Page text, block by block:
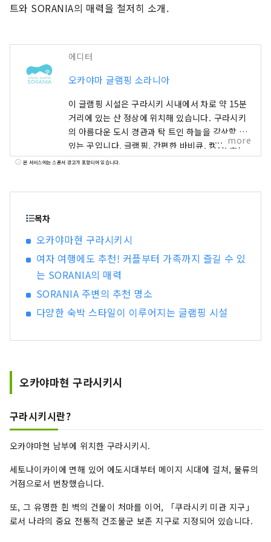
트와 SORANIA의 매력을 철저히 소개.
에디터
오카야마 글램핑 소라니아
이 글램핑 시설은 구라시키 시내에서 차로 약 15분
거리에 있는 산 정상에 위치해 있습니다. 구라시키
의 아름다운 도시 경관과 탁 트인 하늘을 감상할 수
있는 곳입니다. 글램핑, 간편한 바비큐, 캠핑, 또는
흘러가는 구름을 바라보며 카페에서 휴식을 취해
more
본 서비스에는 스폰서 광고가 포함되어 있습니다.
목차
오카야마현 구라시키시
여자 여행에도 추천! 커플부터 가족까지 즐길 수 있
는 SORANIA의 매력
SORANIA 주변의 추천 명소
다양한 숙박 스타일이 이루어지는 글램핑 시설
오카야마현 구라시키시
구라시키시란?
오카야마현 남부에 위치한 구라시키시.
세토나이카이에 면해 있어 에도시대부터 메이지 시대에 걸쳐, 물류의
거점으로서 번창했습니다.
또, 그 유명한 흰 벽의 건물이 처마를 이어, 「쿠라시키 미관 지구」
로서 나라의 중요 전통적 건조물군 보존 지구로 지정되어 있습니다.